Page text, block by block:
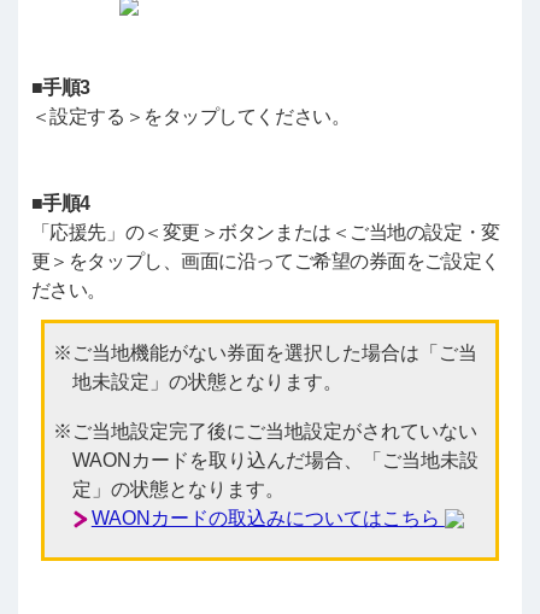
■手順3
＜設定する＞をタップしてください。
■手順4
「応援先」の＜変更＞ボタンまたは＜ご当地の設定・変
更＞をタップし、画面に沿ってご希望の券面をご設定く
ださい。
ご当地機能がない券面を選択した場合は「ご当
地未設定」の状態となります。
ご当地設定完了後にご当地設定がされていない
WAONカードを取り込んだ場合、「ご当地未設
定」の状態となります。
WAONカードの取込みについてはこちら